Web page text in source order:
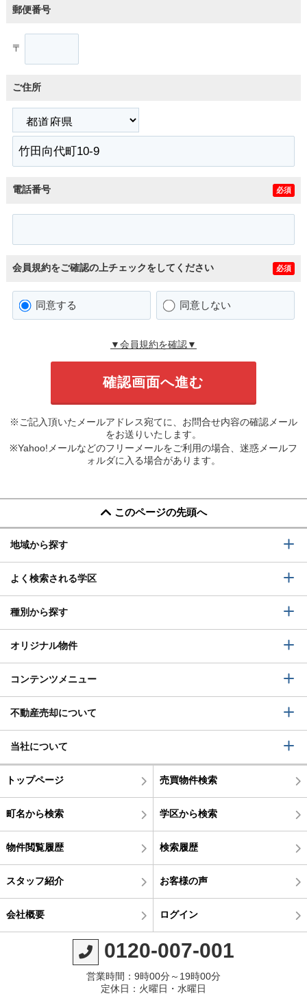
郵便番号
〒
ご住所
電話番号 必須
会員規約をご確認の上チェックをしてください 必須
同意する 同意しない
▼会員規約を確認▼
※ご記入頂いたメールアドレス宛てに、お問合せ内容の確認メール
をお送りいたします。
※Yahoo!メールなどのフリーメールをご利用の場合、迷惑メールフ
ォルダに入る場合があります。
このページの先頭へ
地域から探す
よく検索される学区
種別から探す
オリジナル物件
コンテンツメニュー
不動産売却について
当社について
トップページ 売買物件検索
町名から検索 学区から検索
物件閲覧履歴 検索履歴
スタッフ紹介 お客様の声
会社概要 ログイン
0120-007-001
営業時間：9時00分～19時00分
定休日：火曜日・水曜日